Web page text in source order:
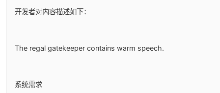
开发者对内容描述如下：
The regal gatekeeper contains warm speech.
系统需求